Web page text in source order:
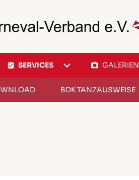
SERVICES GALERIEN
BDK TANZAUSWEISE